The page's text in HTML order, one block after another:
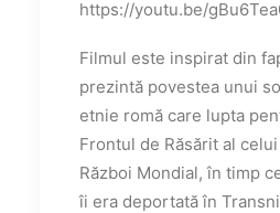
https://youtu.be/
Filmul este inspirat din
prezintă povestea unui
etnie romă care lupta
Frontul de Răsărit al
Război Mondial, în timp
îi era deportată în